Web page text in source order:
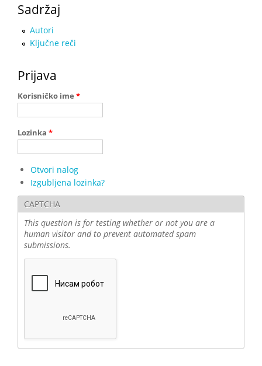
Sadržaj
Autori
Ključne reči
Prijava
Korisničko ime *
Lozinka *
Otvori nalog
Izgubljena lozinka?
CAPTCHA
This question is for testing whether or not you are a
human visitor and to prevent automated spam
submissions.